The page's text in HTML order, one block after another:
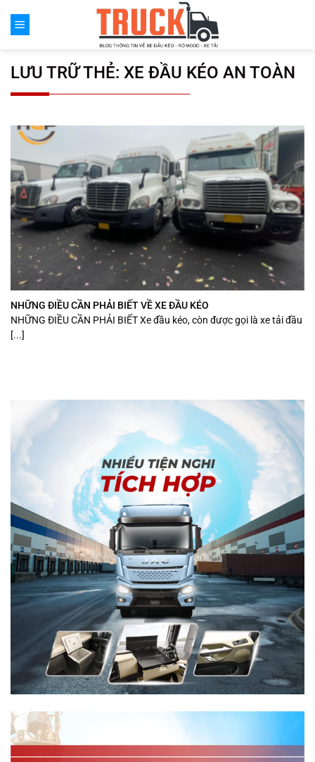
đến
LƯU TRỮ THẺ: XE ĐẦU KÉO AN TOÀN
NHỮNG ĐIỀU CẦN PHẢI BIẾT VỀ XE ĐẦU KÉO
NHỮNG ĐIỀU CẦN PHẢI BIẾT Xe đầu kéo, còn được gọi là xe tải đầu
[...]